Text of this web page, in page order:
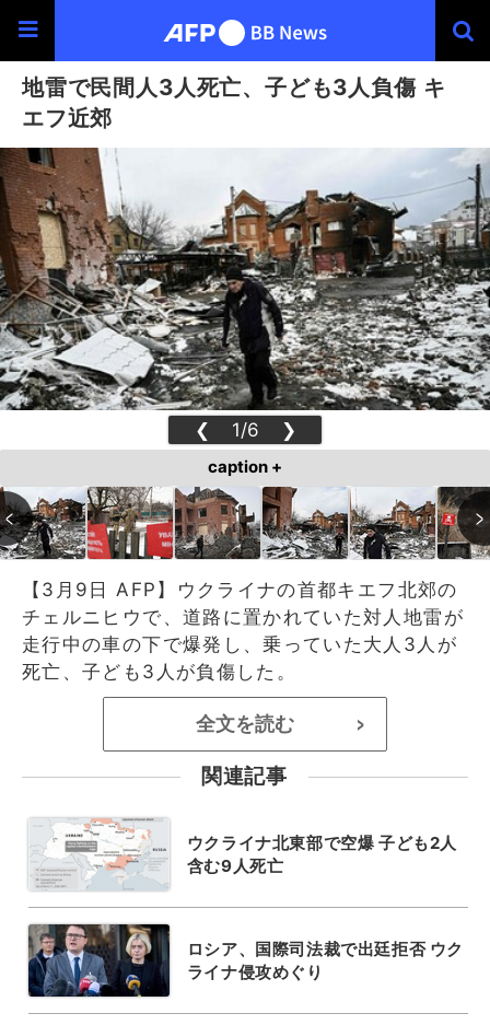
地雷で民間人3人死亡、子ども3人負傷 キ
エフ近郊
❮ 1/6 ❯
caption +
【3月9日 AFP】ウクライナの首都キエフ北郊の
チェルニヒウで、道路に置かれていた対人地雷が
走行中の車の下で爆発し、乗っていた大人3人が
死亡、子ども3人が負傷した。
全文を読む >
関連記事
ウクライナ北東部で空爆 子ども2人
含む9人死亡
ロシア、国際司法裁で出廷拒否 ウク
ライナ侵攻めぐり